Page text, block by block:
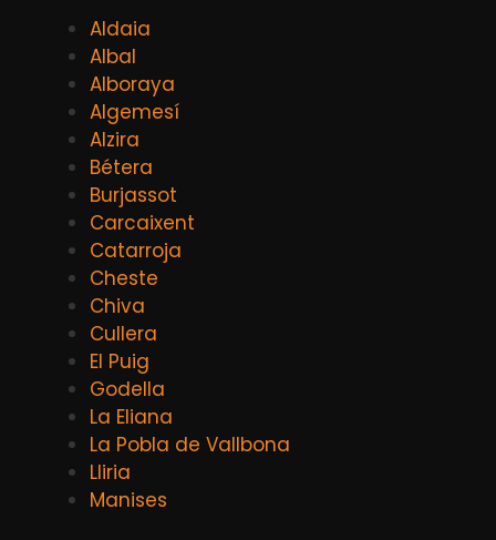
Aldaia
Albal
Alboraya
Algemesí
Alzira
Bétera
Burjassot
Carcaixent
Catarroja
Cheste
Chiva
Cullera
El Puig
Godella
La Eliana
La Pobla de Vallbona
Lliria
Manises